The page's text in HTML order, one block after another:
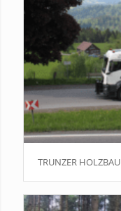
TRUNZER HOLZBAU